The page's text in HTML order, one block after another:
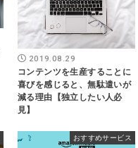
2019.08.29
コンテンツを生産することに
喜びを感じると、無駄遣いが
減る理由【独立したい人必
見】
おすすめサービス